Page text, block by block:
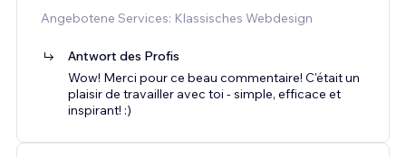
Angebotene Services: Klassisches Webdesign
Antwort des Profis
Wow! Merci pour ce beau commentaire! C'était un
plaisir de travailler avec toi - simple, efficace et
inspirant! :)